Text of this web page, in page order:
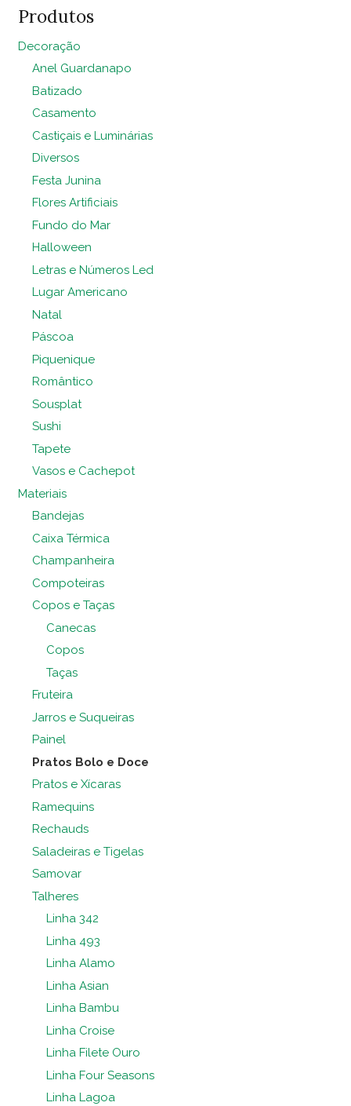
quantidade
Produtos
Decoração
Anel Guardanapo
Batizado
Casamento
Castiçais e Luminárias
Diversos
Festa Junina
Flores Artificiais
Fundo do Mar
Halloween
Letras e Números Led
Lugar Americano
Natal
Páscoa
Piquenique
Romântico
Sousplat
Sushi
Tapete
Vasos e Cachepot
Materiais
Bandejas
Caixa Térmica
Champanheira
Compoteiras
Copos e Taças
Canecas
Copos
Taças
Fruteira
Jarros e Suqueiras
Painel
Pratos Bolo e Doce
Pratos e Xícaras
Ramequins
Rechauds
Saladeiras e Tigelas
Samovar
Talheres
Linha 342
Linha 493
Linha Alamo
Linha Asian
Linha Bambu
Linha Croise
Linha Filete Ouro
Linha Four Seasons
Linha Lagoa